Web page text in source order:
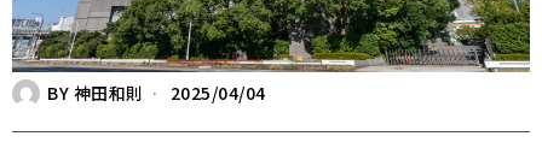
BY 神田和則 2025/04/04